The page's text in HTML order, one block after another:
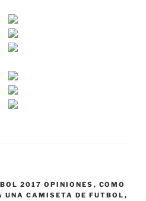
2017 OPINIONES , COMO
UNA CAMISETA DE FUTBOL ,